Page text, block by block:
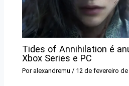
Tides of Annihilation é
Xbox Series e PC
Por alexandremu / 12 de fevereiro